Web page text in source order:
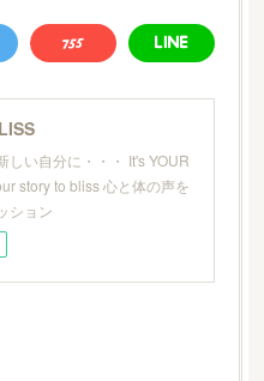
しい自分に・・・ It's YOUR
story to bliss 心と体の声を
ション